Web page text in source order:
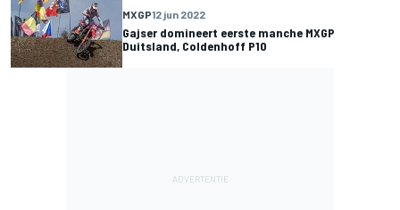
MXGP12 jun 2022
Gajser domineert eerste manche MXGP
Duitsland, Coldenhoff P10